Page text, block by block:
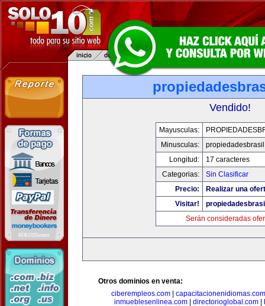
Vendido!
Mayusculas:
Minusculas:
Longitud:
17 caracteres
Categorias:
Sin Clasificar
Precio:
Realizar una
Visitar!
Serán consideradas
Otros dominios en venta:
ciberempleos.com| capacitacionenidiomas.com
inmueblesenlinea.com| directorioglobal.com|